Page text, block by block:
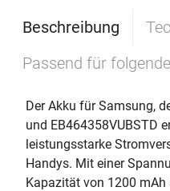
Beschreibung
Passend für
Der Akku für Samsung,
und EB464358VUBSTD
leistungsstarke
Handys. Mit einer
Kapazität von 1200